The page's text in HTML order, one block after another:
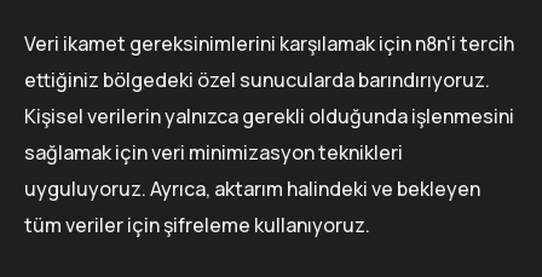
Veri ikamet gereksinimlerini karşılamak için n8n'i tercih
ettiğiniz bölgedeki özel sunucularda barındırıyoruz.
Kişisel verilerin yalnızca gerekli olduğunda işlenmesini
sağlamak için veri minimizasyon teknikleri
uyguluyoruz. Ayrıca, aktarım halindeki ve bekleyen
tüm veriler için şifreleme kullanıyoruz.